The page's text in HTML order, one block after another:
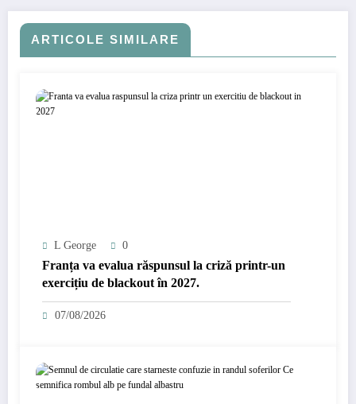
ARTICOLE SIMILARE
L George 0
Franța va evalua răspunsul la criză printr-un
exercițiu de blackout în 2027.
07/08/2026